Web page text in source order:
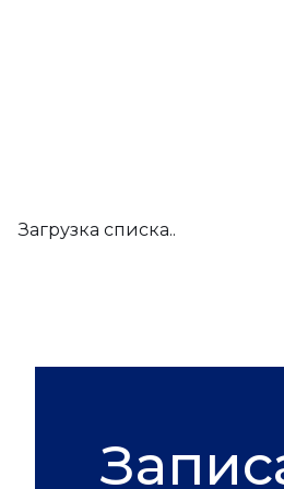
Загрузка списка..